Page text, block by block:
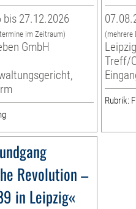
bis 27.12.2026
im Zeitraum)
GmbH
(mehrere
Treff/
Rubrik:
Revolution –
in Leipzig«